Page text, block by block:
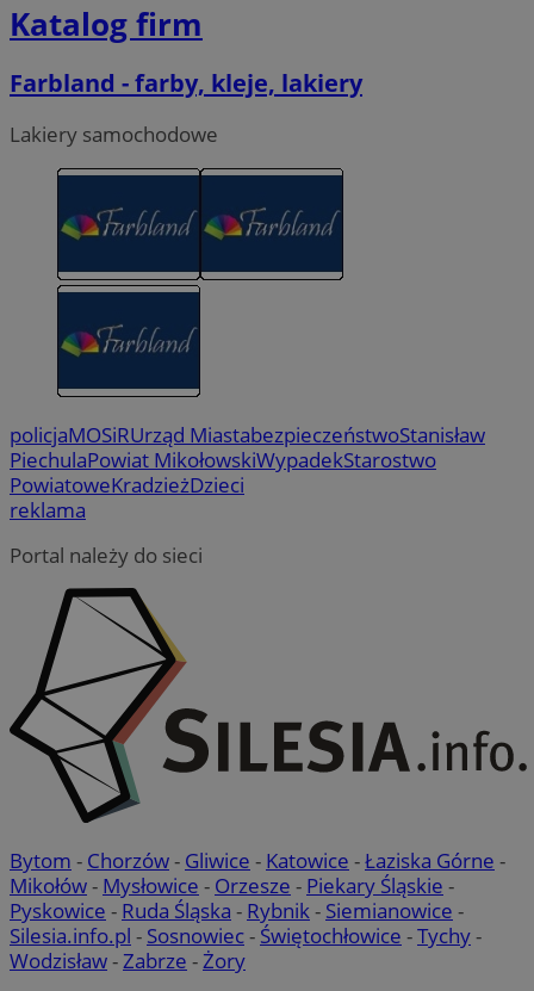
Katalog firm
Farbland - farby, kleje, lakiery
Lakiery samochodowe
policjaMOSiRUrząd MiastabezpieczeństwoStanisław
PiechulaPowiat MikołowskiWypadekStarostwo
PowiatoweKradzieżDzieci
reklama
Portal należy do sieci
Bytom - Chorzów- Gliwice - Katowice -Łaziska Górne -
Mikołów- Mysłowice - Orzesze - Piekary Śląskie -
Pyskowice - Ruda Śląska - Rybnik- Siemianowice -
Silesia.info.pl - Sosnowiec- Świętochłowice -Tychy-
Wodzisław-Zabrze -Żory